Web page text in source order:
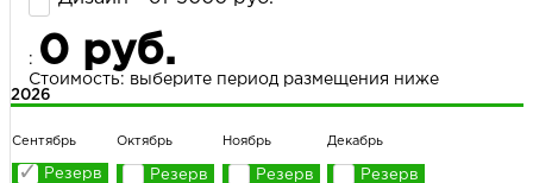
: 0 руб.
Стоимость: выберите период размещения ниже
2026
Сентябрь Октябрь Ноябрь Декабрь